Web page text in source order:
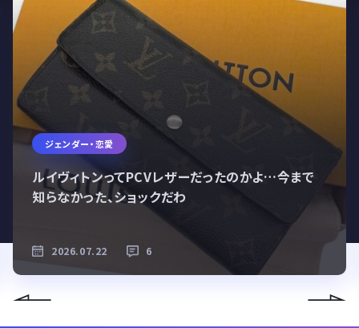
ジェンダー・恋愛
ルイヴィトンってPCVレザーだったのかよ…今まで
知らなかった、ショックだわ
2026.07.22 6